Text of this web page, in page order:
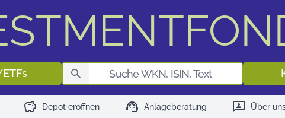
savings Depot eröffnen support_agent Anlageberatung 3p Über